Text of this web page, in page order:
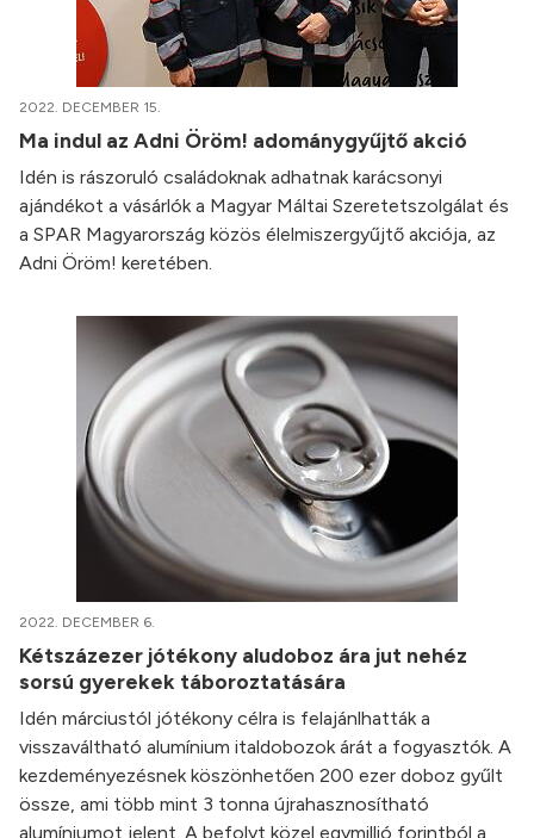
2022. DECEMBER 15.
Ma indul az Adni Öröm! adománygyűjtő akció
Idén is rászoruló családoknak adhatnak karácsonyi
ajándékot a vásárlók a Magyar Máltai Szeretetszolgálat és
a SPAR Magyarország közös élelmiszergyűjtő akciója, az
Adni Öröm! keretében.
2022. DECEMBER 6.
Kétszázezer jótékony aludoboz ára jut nehéz
sorsú gyerekek táboroztatására
Idén márciustól jótékony célra is felajánlhatták a
visszaváltható alumínium italdobozok árát a fogyasztók. A
kezdeményezésnek köszönhetően 200 ezer doboz gyűlt
össze, ami több mint 3 tonna újrahasznosítható
alumíniumot jelent. A befolyt közel egymillió forintból a